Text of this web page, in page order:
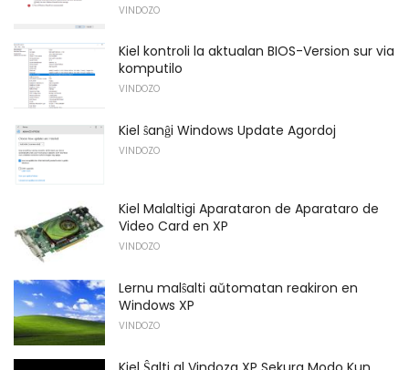
VINDOZO
Kiel kontroli la aktualan BIOS-Version sur via
komputilo
VINDOZO
Kiel ŝanĝi Windows Update Agordoj
VINDOZO
Kiel Malaltigi Aparataron de Aparataro de
Video Card en XP
VINDOZO
Lernu malŝalti aŭtomatan reakiron en
Windows XP
VINDOZO